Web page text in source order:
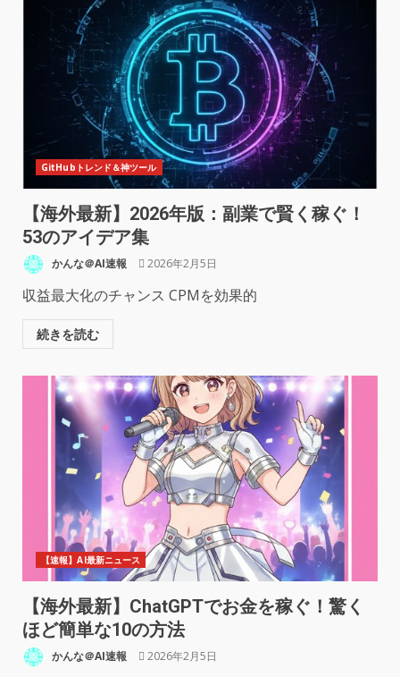
GitHubトレンド＆神ツール
【海外最新】2026年版：副業で賢く稼ぐ！
53のアイデア集
かんな＠AI速報 2026年2月5日
収益最大化のチャンス CPMを効果的
続きを読む
【速報】AI最新ニュース
【海外最新】ChatGPTでお金を稼ぐ！驚く
ほど簡単な10の方法
かんな＠AI速報 2026年2月5日